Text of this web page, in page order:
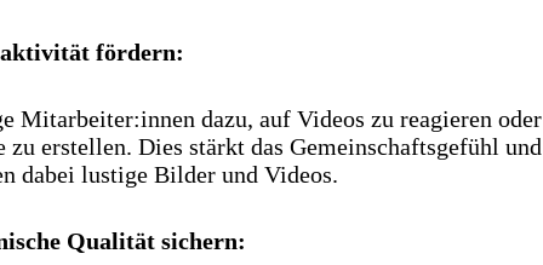
fördern:
Mitarbeiter:innen dazu, auf Videos zu reagieren
zu erstellen. Dies stärkt das Gemeinschaftsgefühl
dabei lustige Bilder und Videos.
Qualität sichern: